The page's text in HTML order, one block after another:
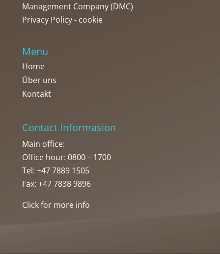
Management Company (DMC)
Privacy Policy- cookie
Menu
Home
Über uns
Kontakt
Contact Informasion
Main office:
Office hour: 0800 – 1700
Tel: +47 7889 1505
Fax: +47 7838 9896
Click for more info